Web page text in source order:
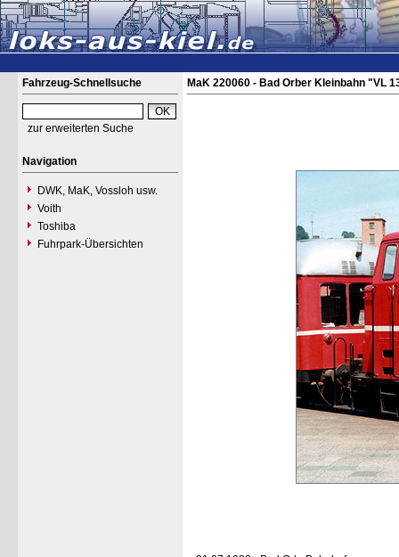
Fahrzeug-Schnellsuche
zur erweiterten Suche
Navigation
DWK, MaK, Vossloh usw.
Voith
Toshiba
Fuhrpark-Übersichten
MaK 220060 - Bad Orber Kleinbahn "VL